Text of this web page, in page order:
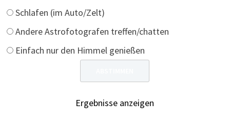
Schlafen (im Auto/Zelt)
Andere Astrofotografen treffen/chatten
Einfach nur den Himmel genießen
Ergebnisse anzeigen